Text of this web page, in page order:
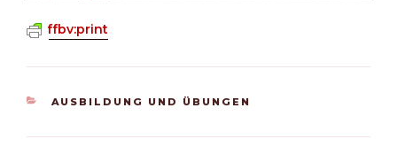
ffbv:print
KATEGORIEN
AUSBILDUNG UND ÜBUNGEN